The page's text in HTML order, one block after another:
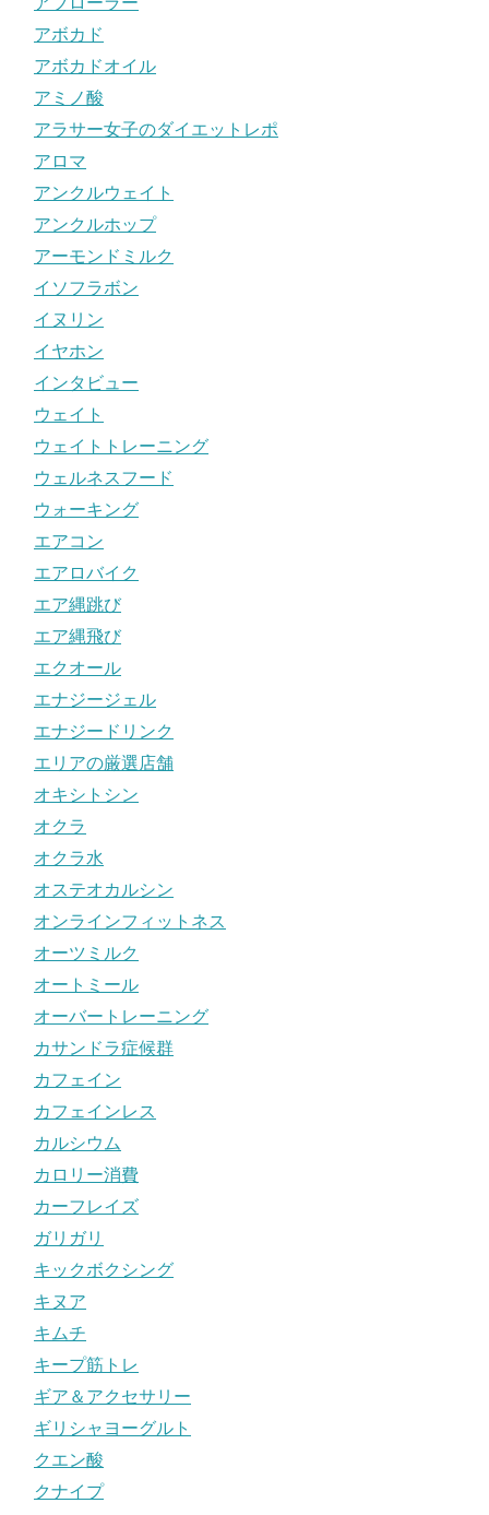
アボカド
アボカドオイル
アミノ酸
アラサー女子のダイエットレポ
アロマ
アンクルウェイト
アンクルホップ
アーモンドミルク
イソフラボン
イヌリン
イヤホン
インタビュー
ウェイト
ウェイトトレーニング
ウェルネスフード
ウォーキング
エアコン
エアロバイク
エア縄跳び
エア縄飛び
エクオール
エナジージェル
エナジードリンク
エリアの厳選店舗
オキシトシン
オクラ
オクラ水
オステオカルシン
オンラインフィットネス
オーツミルク
オートミール
オーバートレーニング
カサンドラ症候群
カフェイン
カフェインレス
カルシウム
カロリー消費
カーフレイズ
ガリガリ
キックボクシング
キヌア
キムチ
キープ筋トレ
ギア＆アクセサリー
ギリシャヨーグルト
クエン酸
クナイプ